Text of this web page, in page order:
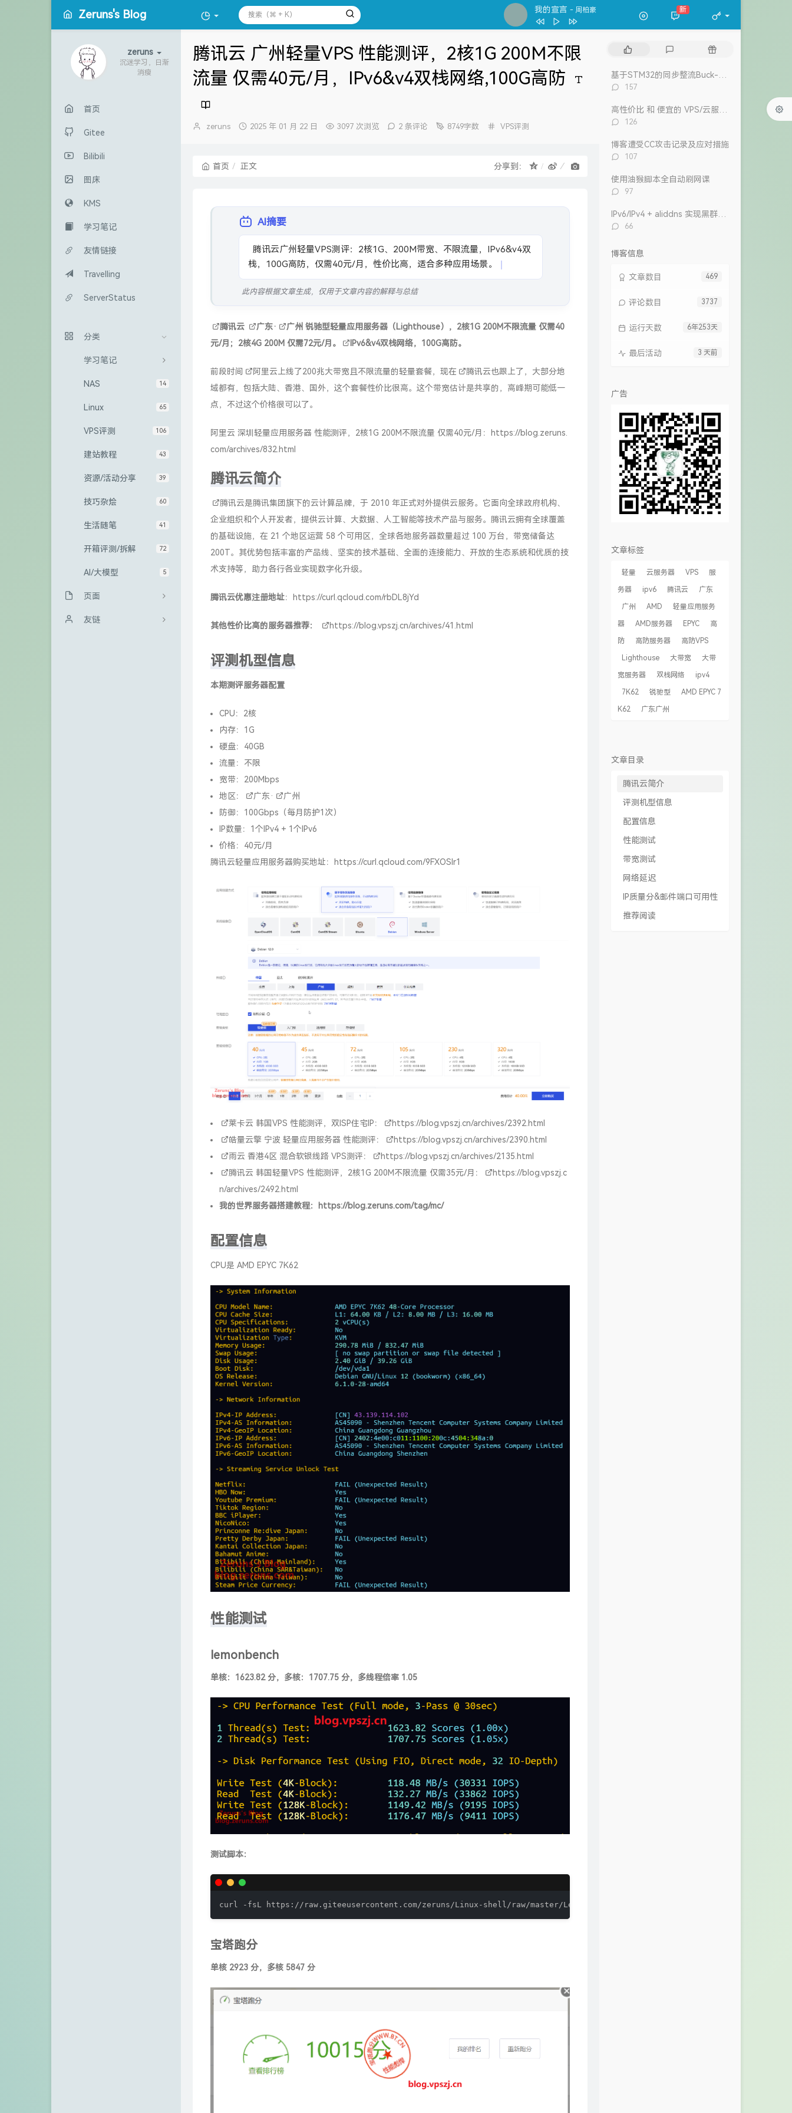
Zeruns's Blog 我的宣言 - 周柏豪
万水千山纵横 关正杰
5 狮子山下 罗文
6 风继续吹 (Live) 张国荣
古巨基
吴雨霏 / 周柏豪
9
陈奕迅 / eason and the duo band
洪卓立
新
zeruns
沉迷学习，日渐
消瘦
首页
Gitee
Bilibili
图床
KMS
学习笔记
友情链接
Travelling
ServerStatus
分类
学习笔记
14
NAS
65
Linux
106
VPS评测
43
建站教程
39
资源/活动分享
60
技巧杂烩
41
生活随笔
72
开箱评测/拆解
5
AI/大模型
页面
归档栏
友链
腾讯云 广州轻量VPS 性能测评，2核1G 200M不限
流量 仅需40元/月，IPv6&v4双栈网络,100G高防
博
zeruns
发
2025 年 01 月 22 日 3097 次浏览 2 条评论 8749字数
分
VPS评测
首页 正文 分享到：
AI摘要
栈，100G高防，仅需40元/月，性价比高，适合多种应用场景。
此内容根据文章生成，仅用于文章内容的解释与总结
腾讯云 广东· 广州 锐驰型轻量应用服务器（Lighthouse），2核1G 200M不限流量 仅需40
元/月；2核4G 200M 仅需72元/月。
IPv6&v4双栈网络，100G高防。
前段时间 阿里云 上线了200兆大带宽且不限流量的轻量套餐，现在 腾讯云也跟上了，大部分地
域都有，包括大陆、香港、国外，这个套餐性价比很高。这个带宽估计是共享的，高峰期可能低一
点，不过这个价格很可以了。
阿里云 深圳轻量应用服务器 性能测评，2核1G 200M不限流量 仅需40元/月：
https://blog.zeruns.
com/archives/832.html
腾讯云简介
腾讯云是腾讯集团旗下的云计算品牌，于 2010 年正式对外提供云服务。它面向全球政府机构、
企业组织和个人开发者，提供云计算、大数据、人工智能等技术产品与服务。腾讯云拥有全球覆盖
的基础设施，在 21 个地区运营 58 个可用区，全球各地服务器数量超过 100 万台，带宽储备达
200T。其优势包括丰富的产品线、坚实的技术基础、全面的连接能力、开放的生态系统和优质的技
术支持等，助力各行各业实现数字化升级。
腾讯云优惠注册地址： https://curl.qcloud.com/rbDL8jYd
其他性价比高的服务器推荐： https://blog.vpszj.cn/archives/41.html
评测机型信息
本期测评服务器配置
CPU：2核
内存：1G
硬盘：40GB
流量：不限
宽带：200Mbps
地区：
广东 ·
广州
防御：100Gbps（每月防护1次）
IP数量：1个IPv4 + 1个IPv6
价格：40元/月
腾讯云轻量应用服务器购买地址：
https://curl.qcloud.com/9FXOSIr1
莱卡云 韩国VPS 性能测评，双ISP住宅IP：
https://blog.vpszj.cn/archives/2392.html
皓量云擎 宁波 轻量应用服务器 性能测评：
https://blog.vpszj.cn/archives/2390.html
雨云 香港4区 混合软银线路 VPS测评：
https://blog.vpszj.cn/archives/2135.html
腾讯云 韩国轻量VPS 性能测评，2核1G 200M不限流量 仅需35元/月：
https://blog.vpszj.c
n/archives/2492.html
我的世界服务器搭建教程：
https://blog.zeruns.com/tag/mc/
配置信息
CPU是 AMD EPYC 7K62
性能测试
lemonbench
单核：1623.82 分，多核：1707.75 分，多线程倍率 1.05
测试脚本：
curl -fsL https://raw.giteeusercontent.com/zeruns/Linux-shell/raw/master/LemonBench.sh | bash -s -- --full
宝塔跑分
单核 2923 分，多核 5847 分
文
章
评
随
评
数：
157
评
数：
126
博客遭受CC攻击记录及应对措施
评
数：
107
使用油猴脚本全自动刷网课
评
数：
97
评
66
博客信息
469
文章数目
3737
评论数目
6年253天
运行天数
3 天前
最后活动
广告
文章标签
轻量 云服务器 VPS 服
务器 ipv6 腾讯云 广东
广州 AMD 轻量应用服务
器 AMD服务器 EPYC 高
防 高防服务器 高防VPS
Lighthouse 大带宽 大带
宽服务器 双栈网络 ipv4
7K62 锐驰型 AMD EPYC 7
K62 广东广州
文章目录
腾讯云简介
评测机型信息
配置信息
性能测试
带宽测试
网络延迟
IP质量分&邮件端口可用性
推荐阅读